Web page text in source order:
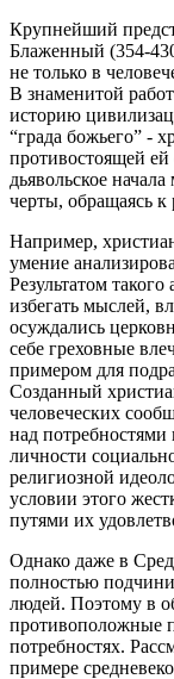
Крупнейший
Блаженный (354-
не только в
В знаменитой
историю
“града божьего” -
противостоящей ей
дьявольское
черты, обращаясь
Например,
умение
Результатом
избегать мыслей,
осуждались
себе греховные
примером для
Созданный
человеческих
над
личности
религиозной
условии этого
путями их
Однако даже в
полностью
людей. Поэтому в
противоположные
потребностях.
примере